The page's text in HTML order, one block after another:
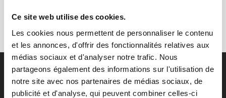
Ce site web utilise des cookies.
Les cookies nous permettent de personnaliser le contenu
et les annonces, d'offrir des fonctionnalités relatives aux
médias sociaux et d'analyser notre trafic. Nous
partageons également des informations sur l'utilisation de
notre site avec nos partenaires de médias sociaux, de
publicité et d'analyse, qui peuvent combiner celles-ci